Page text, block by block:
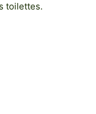
toilettes.